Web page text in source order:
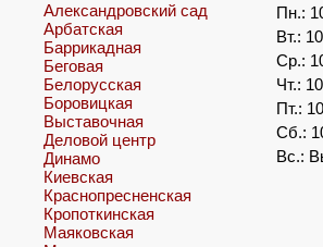
Александровский сад
Арбатская
Баррикадная
Беговая
Белорусская
Боровицкая
Выставочная
Деловой центр
Динамо
Киевская
Краснопресненская
Кропоткинская
Маяковская
Пн.:
Вт.:
Ср.:
Чт.:
Пт.:
Сб.:
Вс.: